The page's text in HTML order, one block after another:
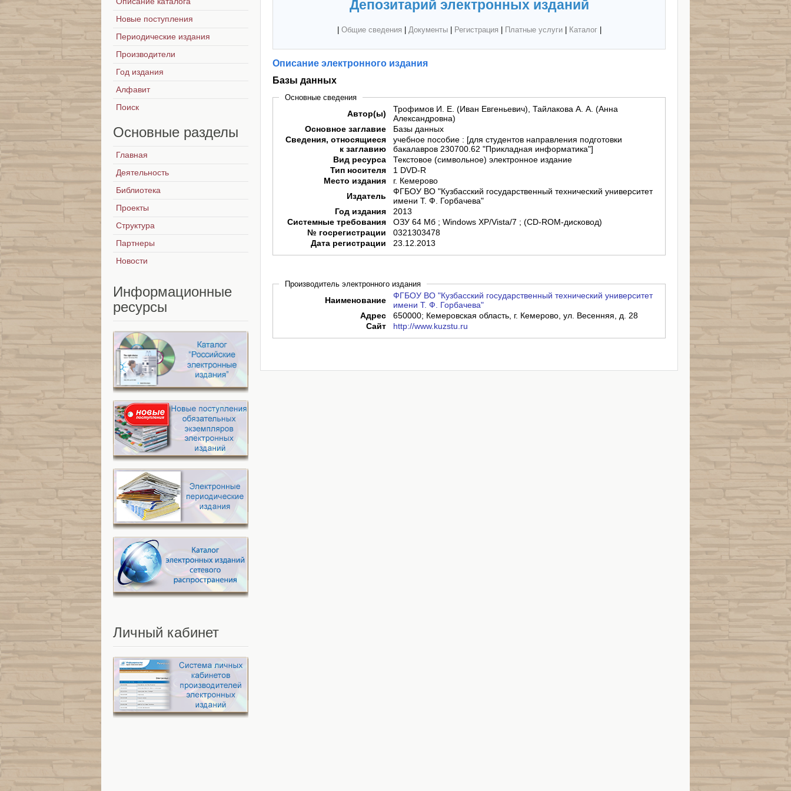
Депозитарий электронных изданий
Общие сведения Документы| Регистрация Платные услуги| Каталог|
Описание электронного издания
Базы данных
Основные сведения
Автор(ы)
Трофимов И. Е. (Иван Евгеньевич), Тайлакова А. А. (Анна
Александровна)
Основное заглавие
Базы данных
Сведения, относящиеся
к заглавию
учебное пособие : [для студентов направления подготовки
бакалавров 230700.62 "Прикладная информатика"]
Вид ресурса
Текстовое (символьное) электронное издание
Тип носителя
1 DVD-R
Место издания
г. Кемерово
Издатель
ФГБОУ ВО "Кузбасский государственный технический университет
имени Т. Ф. Горбачева"
Год издания
2013
Системные требования
ОЗУ 64 Мб ; Windows XP/Vista/7 ; (CD-ROM-дисковод)
№ госрегистрации
0321303478
Дата регистрации
23.12.2013
Производитель электронного издания
Наименование
ФГБОУ ВО "Кузбасский государственный технический университет
имени Т. Ф. Горбачева"
Адрес
650000; Кемеровская область, г. Кемерово, ул. Весенняя, д. 28
Сайт
http://www.kuzstu.ru
Новые поступления
Периодические издания
Производители
Год издания
Алфавит
Поиск
Основные разделы
Главная
Деятельность
Библиотека
Проекты
Структура
Партнеры
Новости
Информационные
ресурсы
Личный кабинет